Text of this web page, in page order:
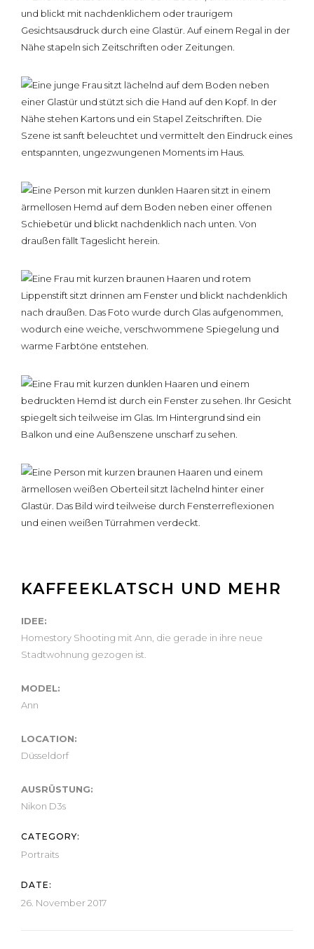
KAFFEEKLATSCH UND MEHR
IDEE:
Homestory Shooting mit Ann, die gerade in ihre neue
Stadtwohnung gezogen ist.
MODEL:
Ann
LOCATION:
Düsseldorf
AUSRÜSTUNG:
Nikon D3s
CATEGORY:
Portraits
DATE:
26. November 2017